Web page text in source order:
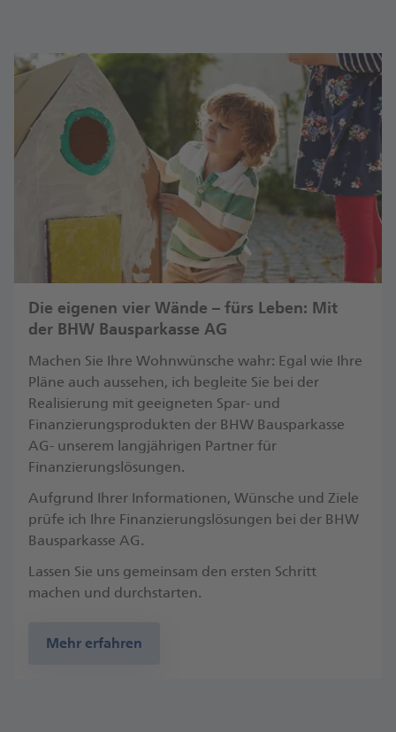
Die eigenen vier Wände – fürs Leben: Mit
der BHW Bausparkasse AG
Machen Sie Ihre Wohnwünsche wahr: Egal wie Ihre
Pläne auch aussehen, ich begleite Sie bei der
Realisierung mit geeigneten Spar- und
Finanzierungsprodukten der BHW Bausparkasse
AG- unserem langjährigen Partner für
Finanzierungslösungen.
Aufgrund Ihrer Informationen, Wünsche und Ziele
prüfe ich Ihre Finanzierungslösungen bei der BHW
Bausparkasse AG.
Lassen Sie uns gemeinsam den ersten Schritt
machen und durchstarten.
Mehr erfahren